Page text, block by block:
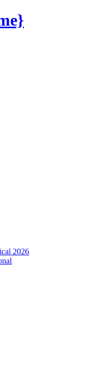
2026